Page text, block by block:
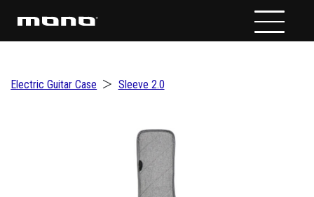
Electric Guitar Case ＞ Sleeve 2.0